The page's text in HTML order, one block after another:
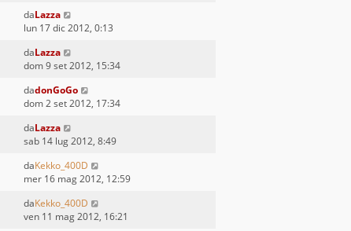
daLazza
lun 17 dic 2012, 0:13
daLazza
dom 9 set 2012, 15:34
dadonGoGo
dom 2 set 2012, 17:34
daLazza
sab 14 lug 2012, 8:49
daKekko_400D
mer 16 mag 2012, 12:59
daKekko_400D
ven 11 mag 2012, 16:21